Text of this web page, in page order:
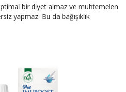
bir diyet almaz ve muhtemelen
yapmaz. Bu da bağışıklık